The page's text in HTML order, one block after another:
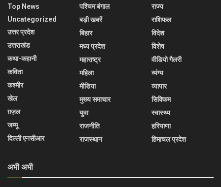
Top News
Uncategorized
उत्तर प्रदेश
उत्तराखंड
कथा-कहानी
कविता
कश्मीर
खेल
ग़ज़ल
जम्मू
दिल्ली एनसीआर
पश्चिम बंगाल
बड़ी खबरें
बिहार
मध्य प्रदेश
महाराष्ट्र
महिला
मीडिया
मुख्य समाचार
युवा
राजनीति
राजस्थान
राज्य
राशिफल
विदेश
विशेष
वीडियो गैलरी
व्यंग्य
व्यापार
सिक्किम
स्वास्थ्य
हरियाणा
हिमाचल प्रदेश
अभी अभी